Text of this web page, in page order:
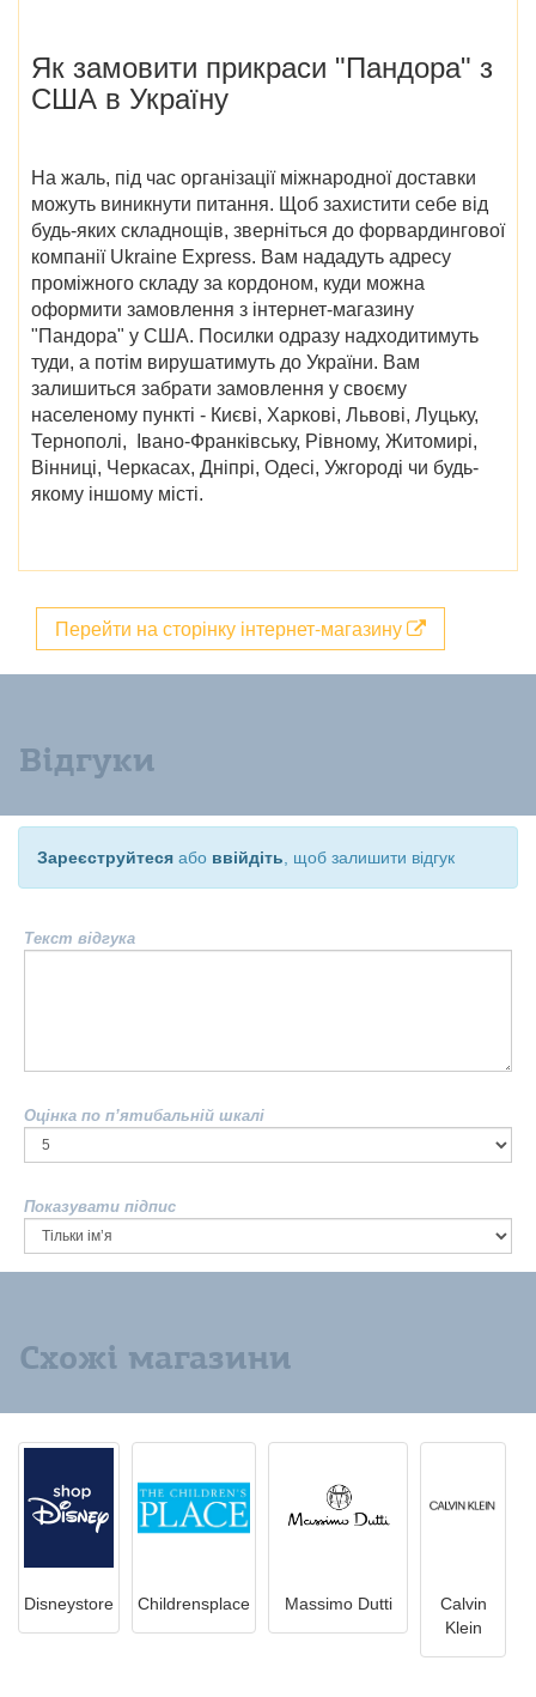
Як замовити прикраси "Пандора" з
США в Україну
На жаль, під час організації міжнародної доставки
можуть виникнути питання. Щоб захистити себе від
будь-яких складнощів, зверніться до форвардингової
компанії Ukraine Express. Вам нададуть адресу
проміжного складу за кордоном, куди можна
оформити замовлення з інтернет-магазину
"Пандора" у США. Посилки одразу надходитимуть
туди, а потім вирушатимуть до України. Вам
залишиться забрати замовлення у своєму
населеному пункті - Києві, Харкові, Львові, Луцьку,
Тернополі, Івано-Франківську, Рівному, Житомирі,
Вінниці, Черкасах, Дніпрі, Одесі, Ужгороді чи будь-
якому іншому місті.
Перейти на сторінку інтернет-магазину
Відгуки
Зареєструйтеся або ввійдіть , щоб залишити відгук
Текст відгука
Оцінка по п’ятибальній шкалі
Показувати підпис
Схожі магазини
Disneystore Childrensplace Massimo Dutti
Calvin
Klein